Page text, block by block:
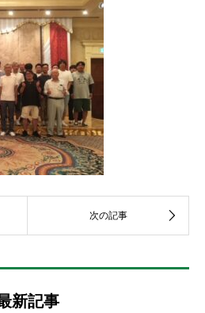
新記事